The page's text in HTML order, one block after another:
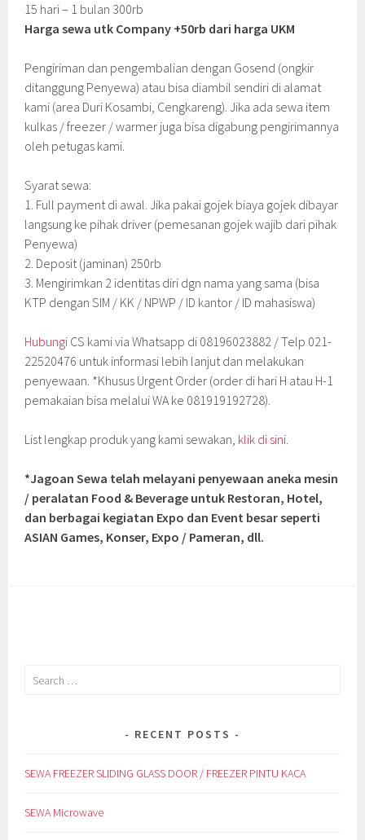
15 hari – 1 bulan 300rb
Harga sewa utk Company +50rb dari harga UKM
Pengiriman dan pengembalian dengan Gosend (ongkir
ditanggung Penyewa) atau bisa diambil sendiri di alamat
kami (area Duri Kosambi, Cengkareng). Jika ada sewa item
kulkas / freezer / warmer juga bisa digabung pengirimannya
oleh petugas kami.
Syarat sewa:
1. Full payment di awal. Jika pakai gojek biaya gojek dibayar
langsung ke pihak driver (pemesanan gojek wajib dari pihak
Penyewa)
2. Deposit (jaminan) 250rb
3. Mengirimkan 2 identitas diri dgn nama yang sama (bisa
KTP dengan SIM / KK / NPWP / ID kantor / ID mahasiswa)
Hubungi CS kami via Whatsapp di 08196023882 / Telp 021-
22520476 untuk informasi lebih lanjut dan melakukan
penyewaan. *Khusus Urgent Order (order di hari H atau H-1
pemakaian bisa melalui WA ke 081919192728).
List lengkap produk yang kami sewakan, klik di sini.
*Jagoan Sewa telah melayani penyewaan aneka mesin
/ peralatan Food & Beverage untuk Restoran, Hotel,
dan berbagai kegiatan Expo dan Event besar seperti
ASIAN Games, Konser, Expo / Pameran, dll.
Search
RECENT POSTS
SEWA FREEZER SLIDING GLASS DOOR / FREEZER PINTU KACA
SEWA Microwave